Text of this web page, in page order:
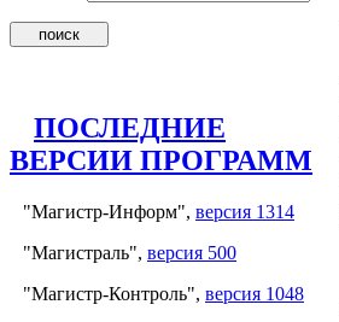
ПОСЛЕДНИЕ
ВЕРСИИ ПРОГРАММ
"Магистр-Информ", версия 1314
"Магистраль", версия 500
"Магистр-Контроль", версия 1048